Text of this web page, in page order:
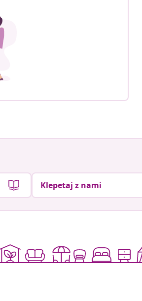
Klepetaj z nami